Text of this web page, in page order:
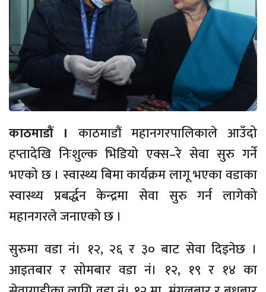
काठमाडौं । काठमाडौं महानगरपालिकाले आउँदो
हप्तादेखि निःशुल्क भिडियो एक्स–रे सेवा सुरु गर्ने
भएको छ । स्वास्थ्य बिमा कार्यक्रम लागू भएका वडाका
स्वास्थ्य प्रबर्द्धन केन्द्रमा सेवा सुरु गर्न लागेको
महानगरले जनाएको छ ।
सुरुमा वडा नं। १२, २६ र ३० बाट सेवा दिइनेछ ।
आइतबार र सोमबार वडा नं। १२, १९ र १४ का